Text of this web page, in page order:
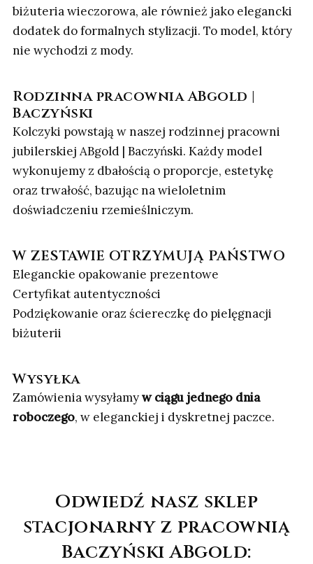
biżuteria wieczorowa, ale również jako elegancki
dodatek do formalnych stylizacji. To model, który
nie wychodzi z mody.
Rodzinna pracownia ABgold |
Baczyński
Kolczyki powstają w naszej rodzinnej pracowni
jubilerskiej ABgold | Baczyński. Każdy model
wykonujemy z dbałością o proporcje, estetykę
oraz trwałość, bazując na wieloletnim
doświadczeniu rzemieślniczym.
W ZESTAWIE OTRZYMUJĄ PAŃSTWO
Eleganckie opakowanie prezentowe
Certyfikat autentyczności
Podziękowanie oraz ściereczkę do pielęgnacji
biżuterii
Wysyłka
Zamówienia wysyłamyw ciągu jednego dnia
roboczego, w eleganckiej i dyskretnej paczce.
Odwiedź nasz sklep
stacjonarny z pracownią
Baczyński ABgold: